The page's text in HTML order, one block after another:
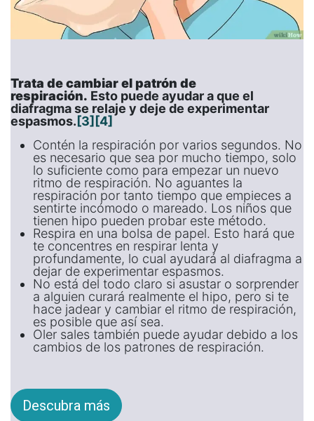
Trata de cambiar el patrón de
respiración. Esto puede ayudar a que el
diafragma se relaje y deje de experimentar
espasmos. [3] [4]
Contén la respiración por varios segundos. No
es necesario que sea por mucho tiempo, solo
lo suficiente como para empezar un nuevo
ritmo de respiración. No aguantes la
respiración por tanto tiempo que empieces a
sentirte incómodo o mareado. Los niños que
tienen hipo pueden probar este método.
Respira en una bolsa de papel. Esto hará que
te concentres en respirar lenta y
profundamente, lo cual ayudará al diafragma a
dejar de experimentar espasmos.
No está del todo claro si asustar o sorprender
a alguien curará realmente el hipo, pero si te
hace jadear y cambiar el ritmo de respiración,
es posible que así sea.
Oler sales también puede ayudar debido a los
cambios de los patrones de respiración.
Descubra más